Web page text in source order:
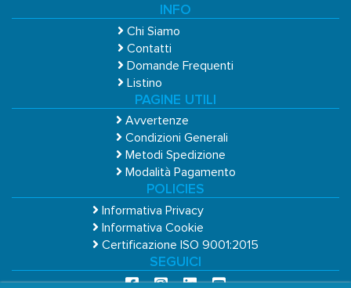
INFO
Chi Siamo
Contatti
Domande Frequenti
Listino
PAGINE UTILI
Avvertenze
Condizioni Generali
Metodi Spedizione
Modalità Pagamento
POLICIES
Informativa Privacy
Informativa Cookie
Certificazione ISO 9001:2015
SEGUICI